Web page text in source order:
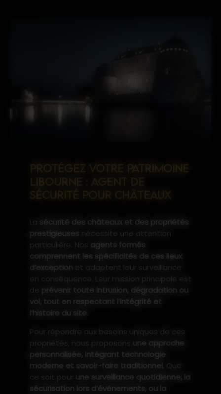
PROTÉGEZ VOTRE PATRIMOINE
SÉCURITÉ POUR CHÂTEAUX
La sécurité des châteaux et des propriétés
prestigieuses nécessite une attention
particulière. Nos agents formés
comprennent les spécificités de ces lieux
d’exception et adaptent leur surveillance
en conséquence. Leur mission principale est
de prévenir toute intrusion, dégradation ou
vol, tout en respectant l’intégrité et
l’histoire du site
Pour répondre aux besoins uniques de ces
propriétés, nous proposons une approche
personnalisée, intégrant technologie
moderne et savoir-faire traditionnel
. Que
ce soit pour une surveillance quotidienne, la
sécurisation lors d’événements, ou la